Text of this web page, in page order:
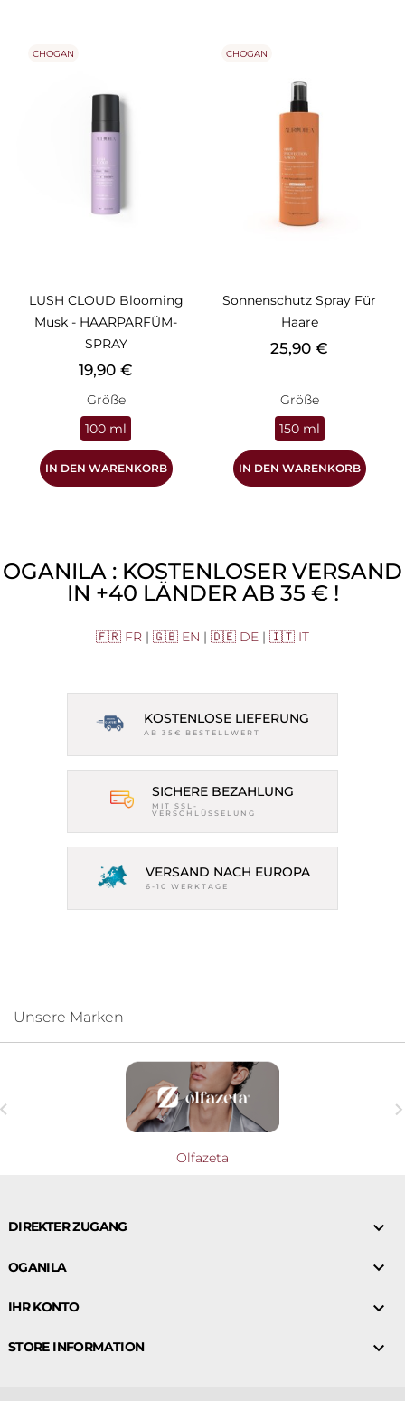
LUSH CLOUD Blooming
Musk - HAARPARFÜM-
SPRAY
Preis
19,90 €
Größe
100 ml
IN DEN WARENKORB
CHOGAN
Sonnenschutz Spray Für
Haare
Preis
25,90 €
Größe
150 ml
IN DEN WARENKORB
CHOGAN
OGANILA : KOSTENLOSER VERSAND
IN +40 LÄNDER AB 35 € !
🇫🇷 FR | 🇬🇧 EN | 🇩🇪 DE | 🇮🇹 IT
KOSTENLOSE LIEFERUNG
AB 35€ BESTELLWERT
SICHERE BEZAHLUNG
MIT SSL-
VERSCHLÜSSELUNG
VERSAND NACH EUROPA
6-10 WERKTAGE
Unsere Marken
Olfazeta
DIREKTER ZUGANG 
OGANILA 
IHR KONTO 
STORE INFORMATION 